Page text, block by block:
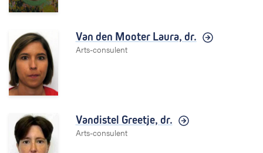
Van den Mooter Laura, dr.
Arts-consulent
Vandistel Greetje, dr.
Arts-consulent